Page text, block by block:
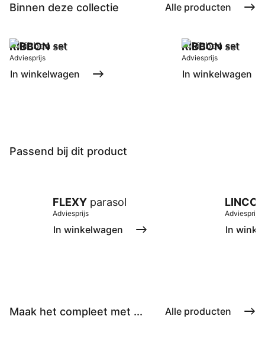
Binnen deze collectie Alle producten
RIBBONset
Adviesprijs
In winkelwagen
RIBBONset
Adviesprijs
In winkelwagen
Passend bij dit product
FLEXYparasol
Adviesprijs
In winkelwagen
Adviesprijs
In
Maak het compleet met ... Alle producten